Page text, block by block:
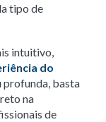
tipo de
intuitivo,
do
profunda, basta
na
de